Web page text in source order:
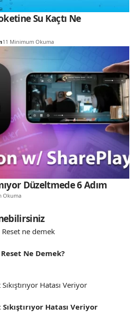
Su Kaçtı Ne
11 Minimum Okuma
Düzeltmede 6 Adım
Okuma
Ne Demek?
Sıkıştırıyor Hatası Veriyor